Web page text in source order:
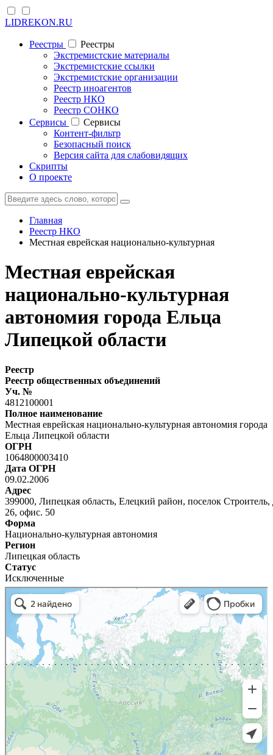
LIDREKON.RU
Реестры
Реестры
Экстремистские материалы
Экстремистские ссылки
Экстремистские организации
Реестр иноагентов
Реестр НКО
Реестр СОНКО
Cервисы
Cервисы
Контент-фильтр
Безопасный поиск
Версия сайта для слабовидящих
Скрипты
О проекте
Главная
Реестр НКО
Местная еврейская национально-культурная
Местная еврейская
национально-культурная
автономия города Ельца
Липецкой области
Реестр
Реестр общественных объединений
Уч. №
4812100001
Полное наименование
Местная еврейская национально-культурная автономия города
Ельца Липецкой области
ОГРН
1064800003410
Дата ОГРН
09.02.2006
Адрес
399000, Липецкая область, Елецкий район, поселок Строитель,
26, офис. 50
Форма
Национально-культурная автономия
Регион
Липецкая область
Статус
Исключенные